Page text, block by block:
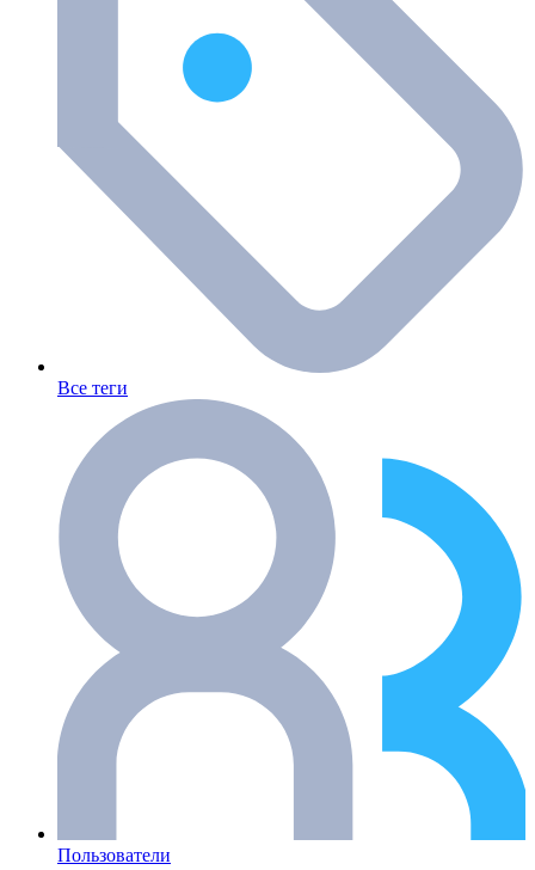
Все теги
Пользователи